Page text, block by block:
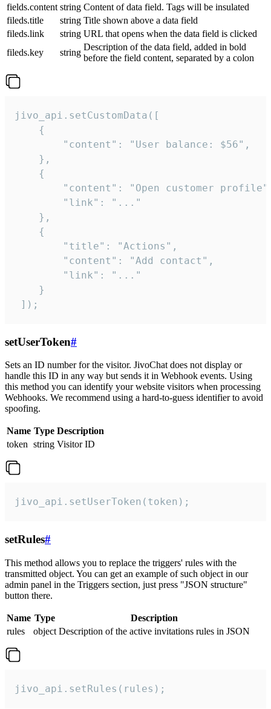
fields.content string Content of data field. Tags will be insulated
fileds.title
string Title shown above a data field
fileds.link
string URL that opens when the data field is clicked
fileds.key
string
Description of the data field, added in bold
before the field content, separated by a colon
jivo_api.setCustomData([
    {
        "content": "User balance: $56",
    },
    {
"content": "Open customer
        "link": "..."
    },
    {
        "title": "Actions",
        "content": "Add contact",
        "link": "..."
    }
]);
setUserToken#
Sets an ID number for the visitor. JivoChat does not display or
handle this ID in any way but sends it in Webhook events. Using
this method you can identify your website visitors when processing
Webhooks. We recommend using a hard-to-guess identifier to avoid
spoofing.
Name Type Description
token string Visitor ID
jivo_api.setUserToken(token);
setRules#
This method allows you to replace the triggers' rules with the
transmitted object. You can get an example of such object in our
admin panel in the Triggers section, just press "JSON structure"
button there.
Name Type
Description
rules
object Description of the active invitations rules in JSON
jivo_api.setRules(rules);